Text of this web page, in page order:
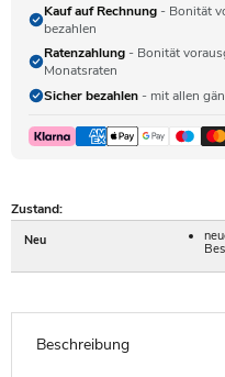
Kauf auf Rechnung - Bonität
bezahlen
Ratenzahlung - Bonität
Monatsraten
Sicher bezahlen - mit allen
Zustand:
Neu
Beschreibung